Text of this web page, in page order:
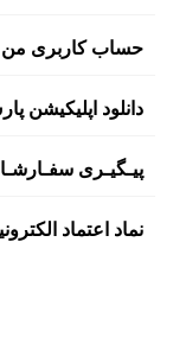
حساب کاربری من
دانلود اپلیکیشن
پیـگیـری
نماد اعتماد